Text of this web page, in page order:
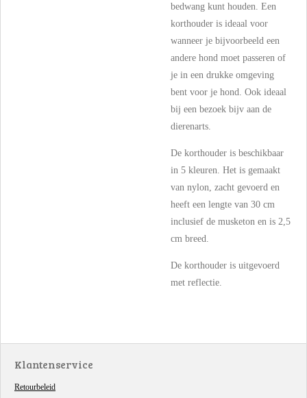
bedwang kunt houden. Een
korthouder is ideaal voor
wanneer je bijvoorbeeld een
andere hond moet passeren of
je in een drukke omgeving
bent voor je hond. Ook ideaal
bij een bezoek bijv aan de
dierenarts.
De korthouder is beschikbaar
in 5 kleuren. Het is gemaakt
van nylon, zacht gevoerd en
heeft een lengte van 30 cm
inclusief de musketon en is 2,5
cm breed.
De korthouder is uitgevoerd
met reflectie.
Klantenservice
Retourbeleid